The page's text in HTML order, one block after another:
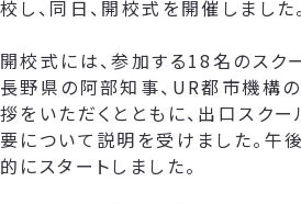
校し、同日、開校式を開催しました。
開校式には、参加する18名のスク
長野県の阿部知事、UR都市機構
拶をいただくとともに、出口スク
要について説明を受けました。午
的にスタートしました。